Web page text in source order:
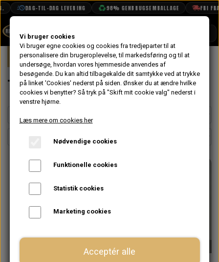
DAG-TIL-DAG LEVERING 98% GENBRUGSEMBALLAGE FRI
BOOK TID
PROJEKTER
TEKNISK DATA
VANDPOLERING
Forside Mini Karrosseri Tag
Tag
På lager
Vi bruger cookies
Vi bruger egne cookies og cookies fra tredjeparter til at
personalisere din brugeroplevelse, til markedsføring og til at
undersøge, hvordan vores hjemmeside anvendes af
besøgende. Du kan altid tilbagekalde dit samtykke ved at trykke
på linket 'Cookies' nederst på siden. Ønsker du at ændre hvilke
cookies vi benytter? Så tryk på "Skift mit cookie valg" nederst i
venstre hjørne.
Læs mere om cookies her
Nødvendige cookies
Funktionelle cookies
Statistik cookies
Marketing cookies
Acceptér alle